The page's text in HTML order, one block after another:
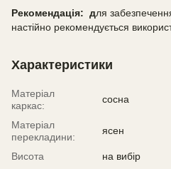
Рекомендація: для
настійно рекомендується
Характеристики
Матеріал
каркас:
сосна
Матеріал
перекладини:
ясен
Висота
на вибір